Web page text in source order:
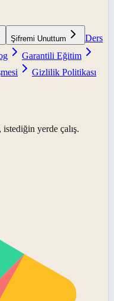
Şifremi Unuttum
Ders
Garantili Eğitim
Gizlilik Politikası
yerde çalış.